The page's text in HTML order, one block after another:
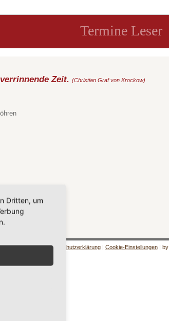
Termine Leser
Zeit.(Christian Graf von Krockow)
|Impressum|Datenschutzerklärung| Cookie-Einstellungen| by
Dritten, um